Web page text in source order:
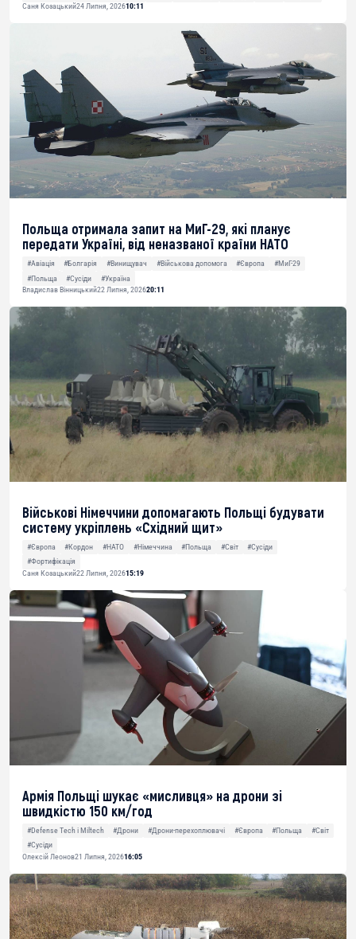
Саня Козацький24 Липня, 202610:11
Польща отримала запит на МиГ-29, які планує
передати Україні, від неназваної країни НАТО
#Авіація #Болгарія #Винищувач #Військова допомога #Європа
#МиГ-29
#Польща
#Сусіди
#Україна
Владислав Вінницький22 Липня, 202620:11
Військові Німеччини допомагають Польщі будувати
систему укріплень «Східний щит»
#Європа #Кордон #НАТО #Німеччина #Польща #Світ
#Сусіди
#Фортифікація
Саня Козацький22 Липня, 202615:19
Армія Польщі шукає «мисливця» на дрони зі
швидкістю 150 км/год
#Defense Tech і Miltech #Дрони #Дрони-перехоплювачі #Європа #Польща
#Світ
#Сусіди
Олексій Леонов21 Липня, 202616:05